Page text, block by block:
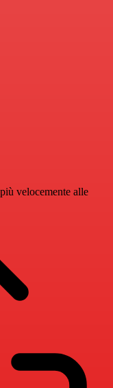
velocemente alle